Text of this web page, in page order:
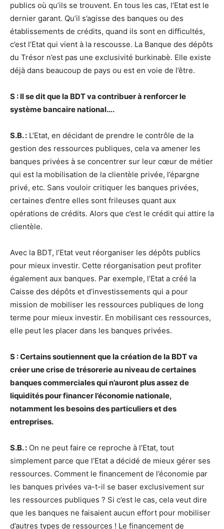
publics où qu’ils se trouvent. En tous les cas, l’Etat est le
dernier garant. Qu’il s’agisse des banques ou des
établissements de crédits, quand ils sont en difficultés,
c’est l’Etat qui vient à la rescousse. La Banque des dépôts
du Trésor n’est pas une exclusivité burkinabè. Elle existe
déjà dans beaucoup de pays ou est en voie de l’être.
S : Il se dit que la BDT va contribuer à renforcer le
système bancaire national….
S.B. : L’Etat, en décidant de prendre le contrôle de la
gestion des ressources publiques, cela va amener les
banques privées à se concentrer sur leur cœur de métier
qui est la mobilisation de la clientèle privée, l’épargne
privé, etc. Sans vouloir critiquer les banques privées,
certaines d’entre elles sont frileuses quant aux
opérations de crédits. Alors que c’est le crédit qui attire la
clientèle.
Avec la BDT, l’Etat veut réorganiser les dépôts publics
pour mieux investir. Cette réorganisation peut profiter
également aux banques. Par exemple, l’Etat a créé la
Caisse des dépôts et d’investissements qui a pour
mission de mobiliser les ressources publiques de long
terme pour mieux investir. En mobilisant ces ressources,
elle peut les placer dans les banques privées.
S : Certains soutiennent que la création de la BDT va
créer une crise de trésorerie au niveau de certaines
banques commerciales qui n’auront plus assez de
liquidités pour financer l’économie nationale,
notamment les besoins des particuliers et des
entreprises.
S.B. : On ne peut faire ce reproche à l’Etat, tout
simplement parce que l’Etat a décidé de mieux gérer ses
ressources. Comment le financement de l’économie par
les banques privées va-t-il se baser exclusivement sur
les ressources publiques ? Si c’est le cas, cela veut dire
que les banques ne faisaient aucun effort pour mobiliser
d’autres types de ressources ! Le financement de